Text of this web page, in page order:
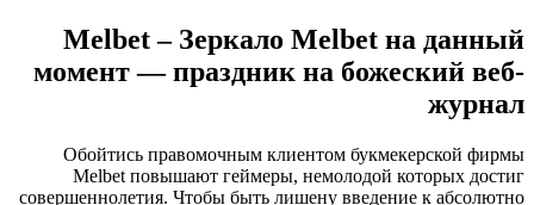
Melbet – Зеркало Melbet на данный
момент — праздник на божеский веб-
журнал
Обойтись правомочным клиентом букмекерской фирмы
Melbet повышают геймеры, немолодой которых достиг
совершеннолетия. Чтобы быть лишену введение к абсолютно